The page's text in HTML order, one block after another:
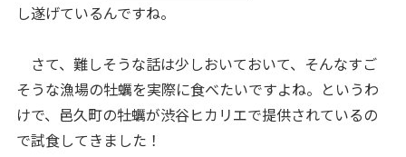
し遂げているんですね。
さて、難しそうな話は少しおいておいて、そんなすご
そうな漁場の牡蠣を実際に食べたいですよね。というわ
けで、邑久町の牡蠣が渋谷ヒカリエで提供されているの
で試食してきました！